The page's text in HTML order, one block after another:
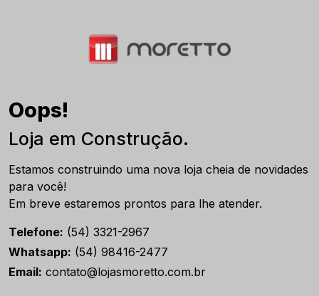
Oops!
Loja em Construção.
Estamos construindo uma nova loja cheia de novidades
para você!
Em breve estaremos prontos para lhe atender.
Telefone: (54) 3321-2967
Whatsapp: (54) 98416-2477
Email: contato@lojasmoretto.com.br